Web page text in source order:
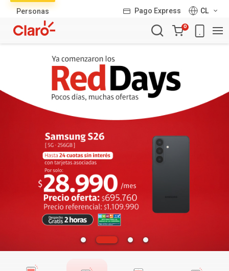
Personas Pago Express
CL
Carro
de
0
productos